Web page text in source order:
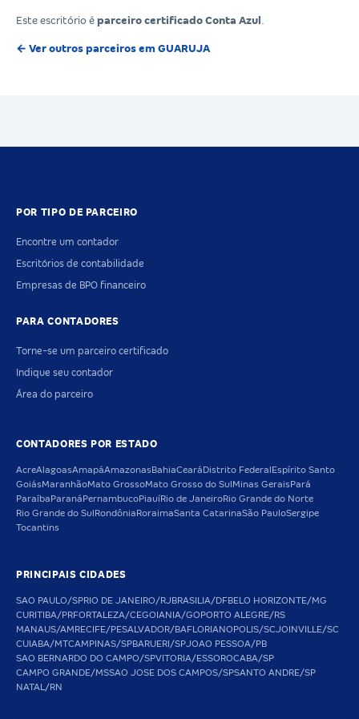
Este escritório é parceiro certificado Conta Azul
← Ver outros parceiros em GUARUJA
POR TIPO DE PARCEIRO
Encontre um contador
Escritórios de contabilidade
Empresas de BPO financeiro
PARA CONTADORES
Torne-se um parceiro certificado
Indique seu contador
Área do parceiro
CONTADORES POR ESTADO
AcreAlagoasAmapáAmazonas BahiaCeará Distrito Federal Espírito Santo
GoiásMaranhãoMato GrossoMato Grosso do Sul Minas Gerais Pará
Paraíba Paraná PernambucoPiauíRio de JaneiroRio Grande do Norte
Rio Grande do Sul Rondônia RoraimaSanta CatarinaSão PauloSergipe
Tocantins
PRINCIPAIS CIDADES
SAO PAULO/SPRIO DE JANEIRO/RJBRASILIA/DFBELO HORIZONTE/MG
CURITIBA/PRFORTALEZA/CEGOIANIA/GOPORTO ALEGRE/RS
MANAUS/AMRECIFE/PESALVADOR/BAFLORIANOPOLIS/SCJOINVILLE/SC
CUIABA/MTCAMPINAS/SPBARUERI/SPJOAO PESSOA/PB
SAO BERNARDO DO CAMPO/SPVITORIA/ESSOROCABA/SP
CAMPO GRANDE/MSSAO JOSE DOS CAMPOS/SPSANTO ANDRE/SP
NATAL/RN